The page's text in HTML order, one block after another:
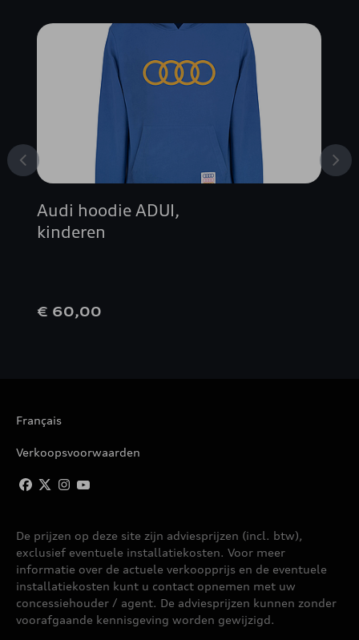
Audi hoodie ADUI,
kinderen
€ 60,00
Français
Verkoopsvoorwaarden
De prijzen op deze site zijn adviesprijzen (incl. btw),
exclusief eventuele installatiekosten. Voor meer
informatie over de actuele verkoopprijs en de eventuele
installatiekosten kunt u contact opnemen met uw
concessiehouder / agent. De adviesprijzen kunnen zonder
voorafgaande kennisgeving worden gewijzigd.